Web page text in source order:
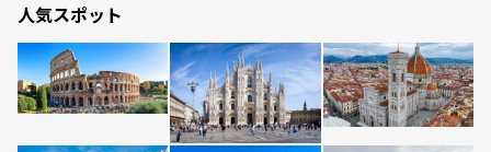
人気スポット